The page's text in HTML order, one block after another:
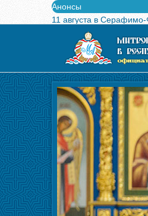
Анонсы
11 августа в
Выпущен в свет
Вышел в свет новый
Вышла в свет
Алма-Атинская